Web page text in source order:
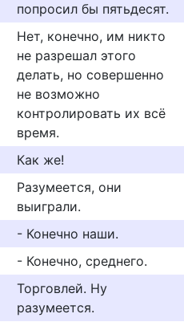
попросил бы пятьдесят.
Нет, конечно, им никто
не разрешал этого
делать, но совершенно
не возможно
контролировать их всё
время.
Как же!
Разумеется, они
выиграли.
- Конечно наши.
- Конечно, среднего.
Торговлей. Ну
разумеется.